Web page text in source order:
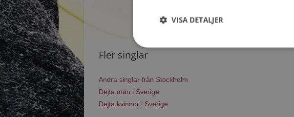
Fler singlar
Andra singlar från Stockholm
Dejta män i Sverige
Dejta kvinnor i Sverige
VISA DETALJER